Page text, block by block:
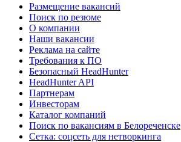
Размещение вакансий
Поиск по резюме
О компании
Наши вакансии
Реклама на сайте
Требования к ПО
Безопасный HeadHunter
HeadHunter API
Партнерам
Инвесторам
Каталог компаний
Поиск по вакансиям в Белореченске
Сетка: соцсеть для нетворкинга